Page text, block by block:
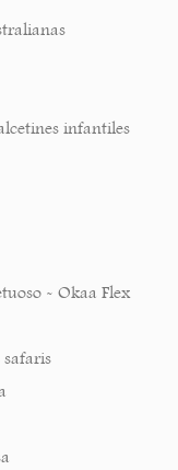
infantiles
- Okaa Flex
safaris